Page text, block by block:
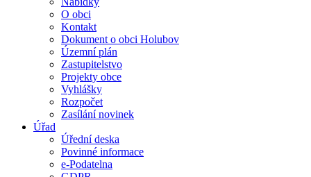
O obci
Kontakt
Dokument o obci Holubov
Územní plán
Zastupitelstvo
Projekty obce
Vyhlášky
Rozpočet
Zasílání novinek
Úřad
Úřední deska
Povinné informace
e-Podatelna